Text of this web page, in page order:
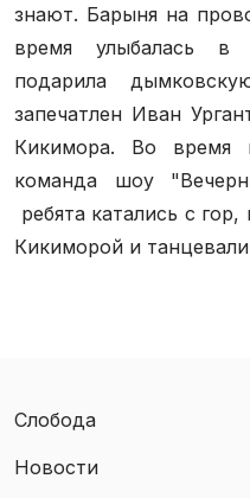
знают. Барыня на
время улыбалась в
подарила
запечатлен Иван
Кикимора. Во время
команда шоу
ребята катались с
Кикиморой и
Слобода
Новости